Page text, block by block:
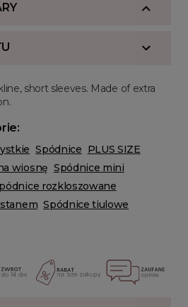
short sleeves. Made of extra
Spódnice PLUS SIZE
wiosnę Spódnice mini
rozkloszowane
Spódnice tiulowe